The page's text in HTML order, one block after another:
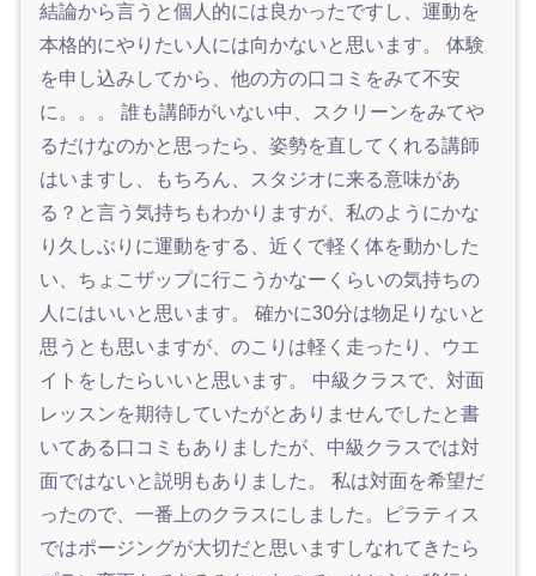
結論から言うと個人的には良かったですし、運動を
本格的にやりたい人には向かないと思います。 体験
を申し込みしてから、他の方の口コミをみて不安
に。。。 誰も講師がいない中、スクリーンをみてや
るだけなのかと思ったら、姿勢を直してくれる講師
はいますし、もちろん、スタジオに来る意味があ
る？と言う気持ちもわかりますが、私のようにかな
り久しぶりに運動をする、近くで軽く体を動かした
い、ちょこザップに行こうかなーくらいの気持ちの
人にはいいと思います。 確かに30分は物足りないと
思うとも思いますが、のこりは軽く走ったり、ウエ
イトをしたらいいと思います。 中級クラスで、対面
レッスンを期待していたがとありませんでしたと書
いてある口コミもありましたが、中級クラスでは対
面ではないと説明もありました。 私は対面を希望だ
ったので、一番上のクラスにしました。ピラティス
ではポージングが大切だと思いますしなれてきたら